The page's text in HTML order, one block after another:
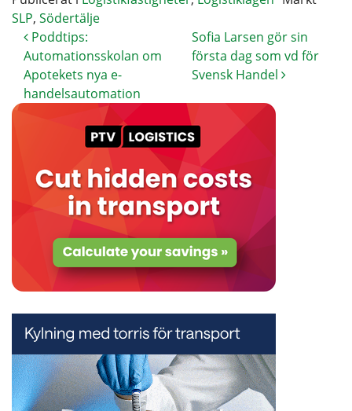
SLP, Södertälje
Poddtips:
Automationsskolan om
Apotekets nya e-
handelsautomation
Sofia Larsen gör sin
första dag som vd för
Svensk Handel